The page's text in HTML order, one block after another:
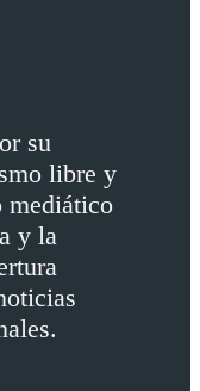
su
libre y
mediático
y la